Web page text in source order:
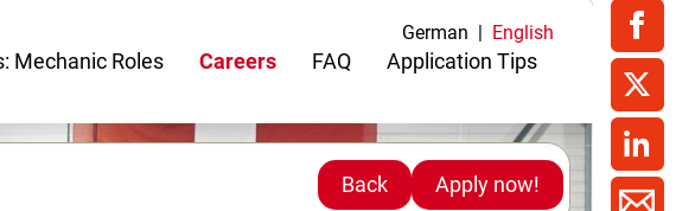
Produktion